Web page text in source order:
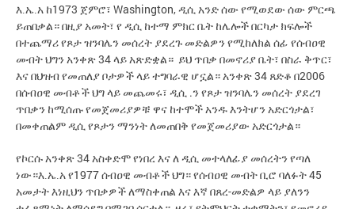
እ ኤ አ ከ1973 ጀምሮ፣ Washington, ዲሲ አንድ ሰው የሚወደው ሰው ምርጫ
ይጠበቃል። በዚያ አመት፣ የ ዲሲ ከተማ ምክር ቤት ከሌሎች በርካታ ክፍሎች
በተጨማሪ የጾታ ዝንባሌን መሰረት ያደረጉ መድልዎን የሚከለክል ሰፊ የሰብዐዊ
መብት ህግን አንቀጽ 34 ላይ አጽድቋል። ይህ ጥበቃ በመኖሪያ ቤት፣ በስራ ቅጥር፣
እና በህዝብ የመጠለያ ቦታዎች ላይ ተግባራዊ ሆኗል። አንቀጽ 34 ጸድቆ በ2006
በሰብዐዊ መብቶች ህግ ላይ መጨመሩ፣ ዲሲ .ን የጾታ ዝንባሌን መሰረት ያደረገ
ጥበቃን ከሚሰጡ የመጀመሪያዎቹ ዋና ከተሞች አንዱ እንትሆን አድርጎታል፣
በመቀጠልም ዲሲ የጾታን ማንነት ለመጠበቅ የመጀመሪያው አድርጎታል።
የኮርሱ አንቀጽ 34 አስቀድሞ የነበረ እና ለ ዲሲ መተላለፊያ መሰረትን የጣለ
ነው።እ ኤ አ የ1977 ሰብዐዊ መብቶች ህግ። የሰብዐዊ መብት ቢሮ ባለፉት 45
አመታት እነዚህን ጥበቃዎች ለማስቀጠል እና እኛ በጸረ-መድልዎ ላይ ያለንን